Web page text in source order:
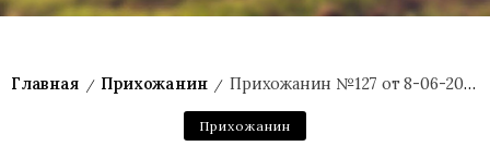
Главная / Прихожанин / Прихожанин №127 от 8-06-2025
Прихожанин